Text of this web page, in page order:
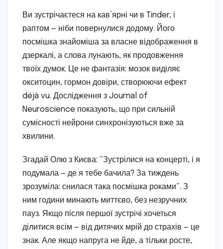
Ви зустрічаєтеся на кав’ярні чи в Tinder, і
раптом — ніби повернулися додому. Його
посмішка знайоміша за власне відображення в
дзеркалі, а слова лунають, як продовження
твоїх думок. Це не фантазія: мозок виділяє
окситоцин, гормон довіри, створюючи ефект
déjà vu. Дослідження з Journal of
Neuroscience показують, що при сильній
сумісності нейрони синхронізуються вже за
хвилини.
Згадай Олю з Києва: “Зустрілися на концерті, і я
подумала — де я тебе бачила? За тиждень
зрозуміла: снилася така посмішка роками”. З
ним години минають миттєво, без незручних
пауз. Якщо після першої зустрічі хочеться
ділитися всім — від дитячих мрій до страхів — це
знак. Але якщо напруга не йде, а тільки росте,